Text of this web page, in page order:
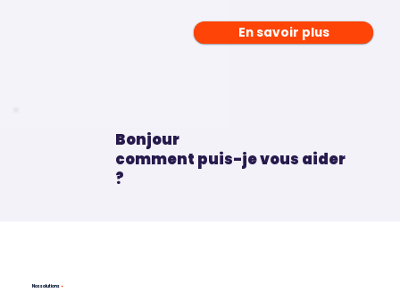
Bonjour
comment puis-je vous aider
?
En savoir plus
Nos solutions✦